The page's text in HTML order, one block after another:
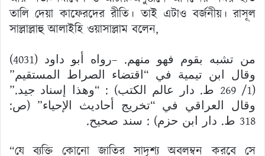
তালি দেয়া কাফেরদের রীতি। তাই এটাও বর্জনীয়। রাসূল
সাল্লাল্লাহু আলাইহি ওয়াসাল্লাম বলেন,
من تشبه بقوم فهو منهم. –رواه أبو داود (4031)
وقال ابن تيمية في “اقتضاء الصراط المستقيم”
(1/ 269 ط. دار عالم الكتب) : “وهذا إسناد جيد.”
وقال العراقي في “تخريج أحاديث الإحياء” (ص:
318 ط. دار ابن حزم) : سند صحيح.
“যে ব্যক্তি কোনো জাতির সাদৃশ্য অবলম্বন করবে সে